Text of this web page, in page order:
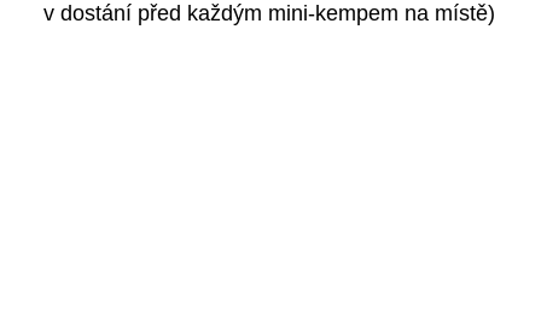
v dostání před každým mini-kempem na místě)